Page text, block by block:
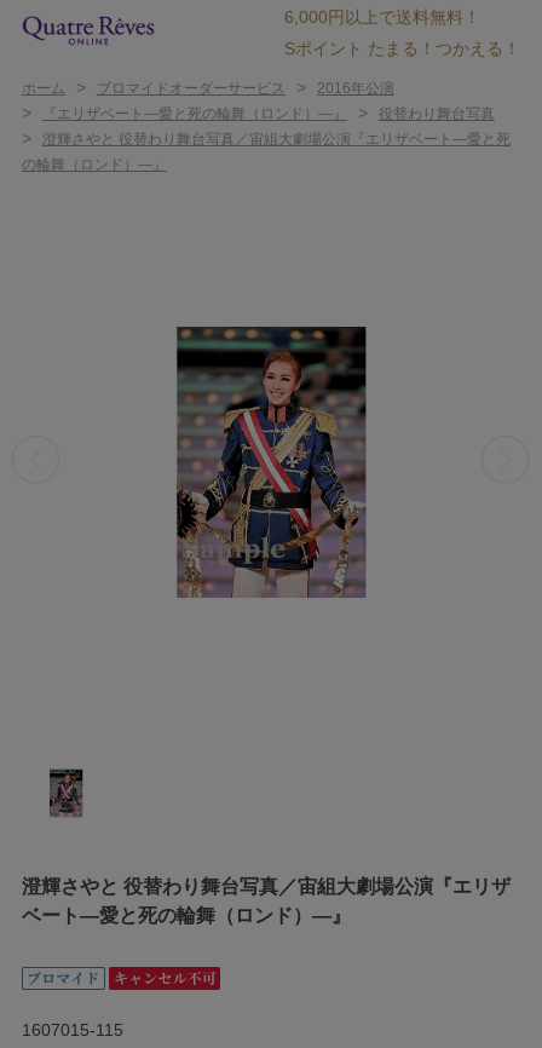
6,000円以上で送料無料！
Sポイント たまる！つかえる！
ホーム > ブロマイドオーダーサービス > 2016年公演
> 『エリザベート―愛と死の輪舞（ロンド）―』 > 役替わり舞台写真
>
澄輝さやと 役替わり舞台写真／宙組大劇場公演『エリザベート―愛と死
の輪舞（ロンド）―』
澄輝さやと 役替わり舞台写真／宙組大劇場公演『エリザ
ベート―愛と死の輪舞（ロンド）―』
1607015-115